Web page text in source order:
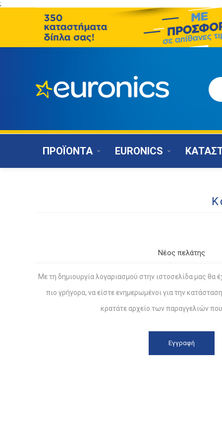
;
ΠΡΟΪΟΝΤΑ EURONICS
Νέος πελάτης
Με τη δημιουργία λογαριασμού στην ιστοσελίδα μας θα
πιο γρήγορα, να είστε ενημερωμένοι για την
κρατάτε αρχείο των παραγγελιών που